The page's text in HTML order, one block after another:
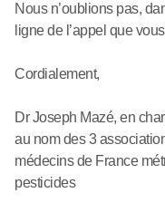
Nous n’oublions pas,
ligne de l’appel que
Cordialement,
Dr Joseph Mazé, en
au nom des 3
médecins de France
pesticides